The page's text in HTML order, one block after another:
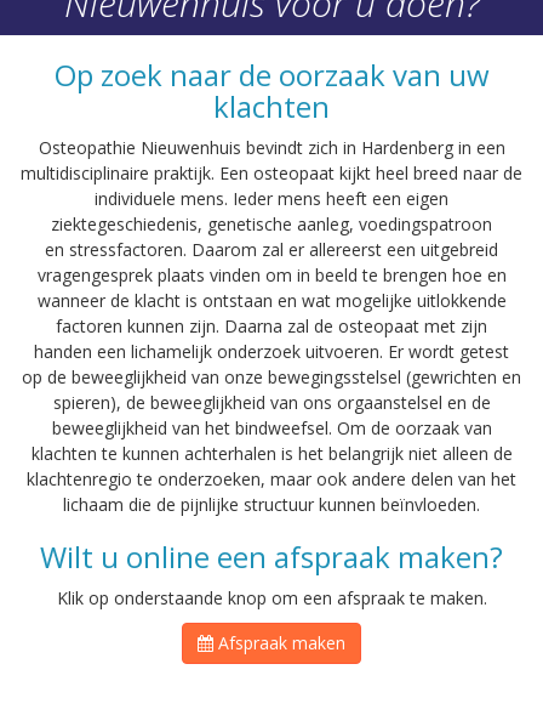
Op zoek naar de oorzaak van uw
klachten
Osteopathie Nieuwenhuis bevindt zich in Hardenberg in een
multidisciplinaire praktijk. Een osteopaat kijkt heel breed naar de
individuele mens. Ieder mens heeft een eigen
ziektegeschiedenis, genetische aanleg, voedingspatroon
en stressfactoren. Daarom zal er allereerst een uitgebreid
vragengesprek plaats vinden om in beeld te brengen hoe en
wanneer de klacht is ontstaan en wat mogelijke uitlokkende
factoren kunnen zijn. Daarna zal de osteopaat met zijn
handen een lichamelijk onderzoek uitvoeren. Er wordt getest
op de beweeglijkheid van onze bewegingsstelsel (gewrichten en
spieren), de beweeglijkheid van ons orgaanstelsel en de
beweeglijkheid van het bindweefsel. Om de oorzaak van
klachten te kunnen achterhalen is het belangrijk niet alleen de
klachtenregio te onderzoeken, maar ook andere delen van het
lichaam die de pijnlijke structuur kunnen beïnvloeden.
Wilt u online een afspraak maken?
Klik op onderstaande knop om een afspraak te maken.
Afspraak maken